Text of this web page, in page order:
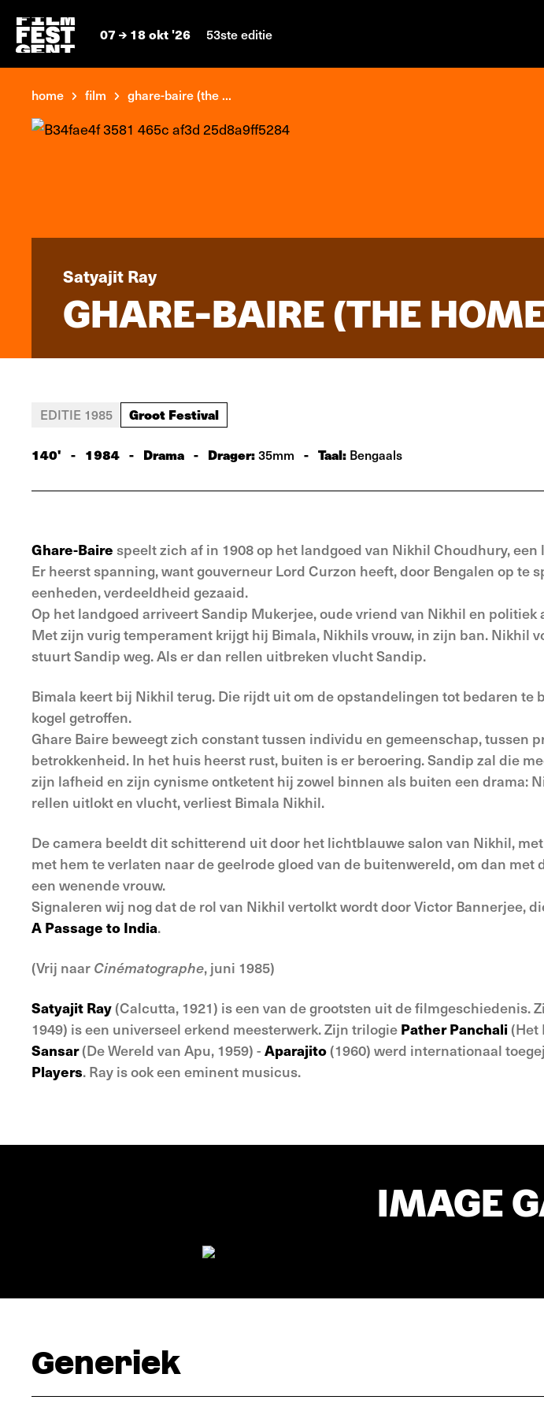
07 18 okt '26 53ste editie
home film ghare-baire (the ...
Satyajit Ray
GHARE-BAIRE (THE
EDITIE 1985 Groot Festival
140' - 1984 - Drama - Drager:35mm - Taal: Bengaals
Ghare-Baire speelt zich af in 1908 op het landgoed van Nikhil Choudhury,
Er heerst spanning, want gouverneur Lord Curzon heeft, door Bengalen op te
eenheden, verdeeldheid gezaaid.
Op het landgoed arriveert Sandip Mukerjee, oude vriend van Nikhil en
Met zijn vurig temperament krijgt hij Bimala, Nikhils vrouw, in zijn ban. Nikhil
stuurt Sandip weg. Als er dan rellen uitbreken vlucht Sandip.
Bimala keert bij Nikhil terug. Die rijdt uit om de opstandelingen tot bedaren te
kogel getroffen.
Ghare Baire beweegt zich constant tussen individu en gemeenschap, tussen
betrokkenheid. In het huis heerst rust, buiten is er beroering. Sandip zal die
zijn lafheid en zijn cynisme ontketent hij zowel binnen als buiten een drama:
rellen uitlokt en vlucht, verliest Bimala Nikhil.
De camera beeldt dit schitterend uit door het lichtblauwe salon van Nikhil,
met hem te verlaten naar de geelrode gloed van de buitenwereld, om dan met
een wenende vrouw.
Signaleren wij nog dat de rol van Nikhil vertolkt wordt door Victor Bannerjee,
A Passage to India.
(Vrij naar Cinématographe, juni 1985)
Satyajit Ray (Calcutta, 1921) is een van de grootsten uit de filmgeschiedenis.
1949) is een universeel erkend meesterwerk. Zijn trilogie Pather Panchali (Het
Sansar(De Wereld van Apu, 1959) - Aparajito (1960) werd internationaal
Players. Ray is ook een eminent musicus.
IMAGE
Generiek